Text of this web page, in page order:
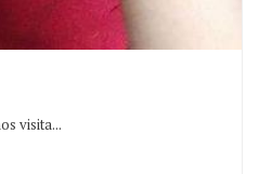
visita...